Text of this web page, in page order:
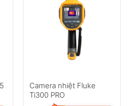
Camera nhiệt Fluke
Ti300 PRO